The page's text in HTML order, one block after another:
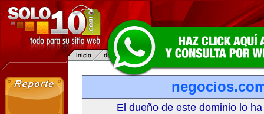
El dueño de este dominio lo